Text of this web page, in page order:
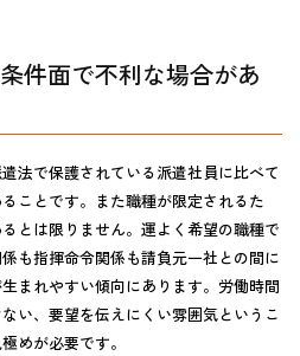
件面で不利な場合があ
法で保護されている派遣社員に比べて
ことです。また職種が限定されるた
とは限りません。運よく希望の職種で
も指揮命令関係も請負元一社との間に
まれやすい傾向にあります。労働時間
い、要望を伝えにくい雰囲気というこ
めが必要です。